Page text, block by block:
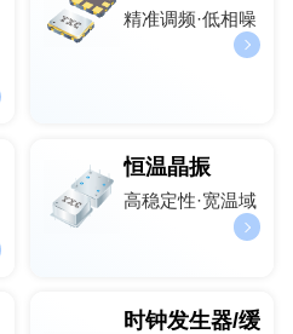
精准调频·低相噪
恒温晶振
高稳定性·宽温域
时钟发生器/缓